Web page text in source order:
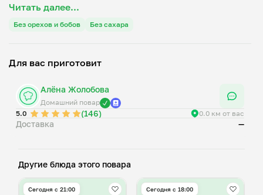
Читать далее...
Без орехов и бобов Без сахара
Для вас приготовит
Алёна Жолобова
Домашний повар
5.0
(146) 0.0 км от вас
Доставка —
Другие блюда этого повара
Сегодня с 21:00 Сегодня с 18:00